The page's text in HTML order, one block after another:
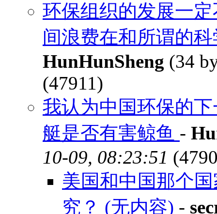
环保组织的发展一
间浪费在和所谓的
HunHunSheng (34
(47911)
我认为中国环保的
艇是否有害鲸鱼 -
10-09, 08:23:51
美国和中国那个
究？ (无内容) -